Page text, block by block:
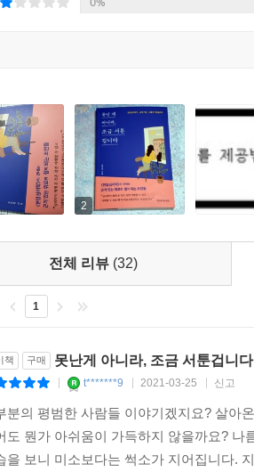
0%
2
전체 리뷰 (32)
1
책 구매 못난게 아니라, 조금 서툰겁니
t*******9 2021-03-25 신고
분의 평범한 사람들 이야기겠지요? 살아
도 뭔가 아쉬움이 가득하지 않을까요?
을 보니 미소보다는 썩소가 지어집니다.